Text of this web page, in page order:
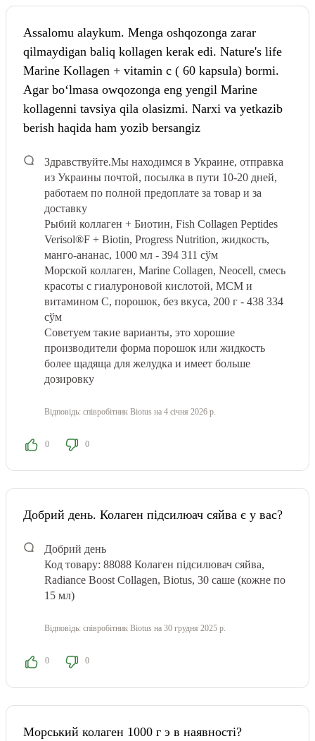
Assalomu alaykum. Menga oshqozonga zarar
qilmaydigan baliq kollagen kerak edi. Nature's life
Marine Kollagen + vitamin c ( 60 kapsula) bormi.
Agar boʻlmasa owqozonga eng yengil Marine
kollagenni tavsiya qila olasizmi. Narxi va yetkazib
berish haqida ham yozib bersangiz
Здравствуйте.Мы находимся в Украине, отправка
из Украины почтой, посылка в пути 10-20 дней,
работаем по полной предоплате за товар и за
доставку
Рыбий коллаген + Биотин, Fish Collagen Peptides
Verisol®F + Biotin, Progress Nutrition, жидкость,
манго-ананас, 1000 мл - 394 311 сўм
Морской коллаген, Marine Collagen, Neocell, смесь
красоты с гиалуроновой кислотой, МСМ и
витамином С, порошок, без вкуса, 200 г - 438 334
сўм
Советуем такие варианты, это хорошие
производители форма порошок или жидкость
более щадяща для желудка и имеет больше
дозировку
Відповідь: співробітник Biotus на 4 січня 2026 р.
0 0
Добрий день. Колаген підсилюач сяйва є у вас?
Добрий день
Код товару: 88088 Колаген підсилювач сяйва,
Radiance Boost Collagen, Biotus, 30 саше (кожне по
15 мл)
Відповідь: співробітник Biotus на 30 грудня 2025 р.
0 0
Морський колаген 1000 г э в наявності?